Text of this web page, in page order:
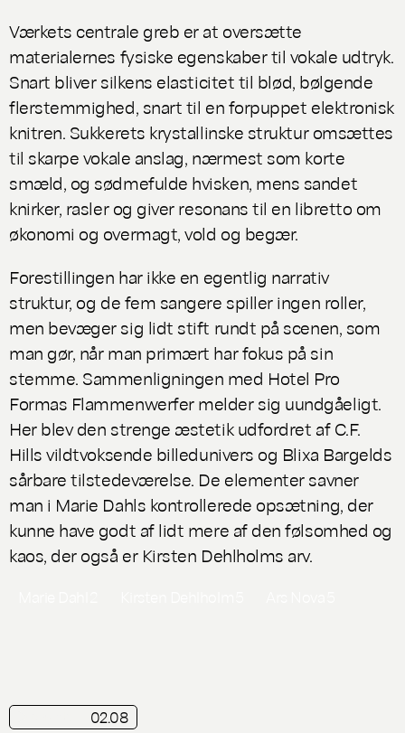
Værkets centrale greb er at oversætte
materialernes fysiske egenskaber til vokale udtryk.
Snart bliver silkens elasticitet til blød, bølgende
flerstemmighed, snart til en forpuppet elektronisk
knitren. Sukkerets krystallinske struktur omsættes
til skarpe vokale anslag, nærmest som korte
smæld, og sødmefulde hvisken, mens sandet
knirker, rasler og giver resonans til en libretto om
økonomi og overmagt, vold og begær.
Forestillingen har ikke en egentlig narrativ
struktur, og de fem sangere spiller ingen roller,
men bevæger sig lidt stift rundt på scenen, som
man gør, når man primært har fokus på sin
stemme. Sammenligningen med Hotel Pro
Formas Flammenwerfermelder sig uundgåeligt.
Her blev den strenge æstetik udfordret af C.F.
Hills vildtvoksende billedunivers og Blixa Bargelds
sårbare tilstedeværelse. De elementer savner
man i Marie Dahls kontrollerede opsætning, der
kunne have godt af lidt mere af den følsomhed og
kaos, der også er Kirsten Dehlholms arv.
02.08